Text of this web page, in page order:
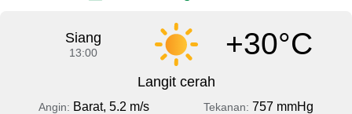
Siang
13:00 +30°C
Langit cerah
Angin: Barat, 5.2 m/s Tekanan: 757 mmHg